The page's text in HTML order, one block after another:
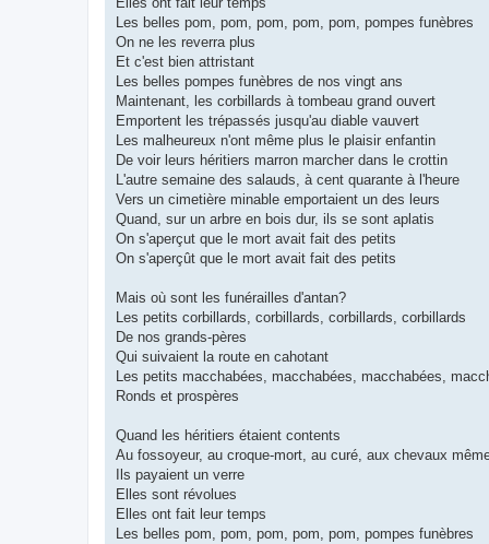
Les belles pom, pom, pom, pom, pom, pompes funèbres
On ne les reverra plus
Et c'est bien attristant
Les belles pompes funèbres de nos vingt ans
Maintenant, les corbillards à tombeau grand ouvert
Emportent les trépassés jusqu'au diable vauvert
Les malheureux n'ont même plus le plaisir enfantin
De voir leurs héritiers marron marcher dans le crottin
L'autre semaine des salauds, à cent quarante à l'heure
Vers un cimetière minable emportaient un des leurs
Quand, sur un arbre en bois dur, ils se sont aplatis
On s'aperçut que le mort avait fait des petits
On s'aperçût que le mort avait fait des petits
Mais où sont les funérailles d'antan?
Les petits corbillards, corbillards, corbillards, corbillards
De nos grands-pères
Qui suivaient la route en cahotant
Les petits macchabées, macchabées, macchabées,
Ronds et prospères
Quand les héritiers étaient contents
Au fossoyeur, au croque-mort, au curé, aux chevaux
Ils payaient un verre
Elles sont révolues
Elles ont fait leur temps
Les belles pom, pom, pom, pom, pom, pompes funèbres